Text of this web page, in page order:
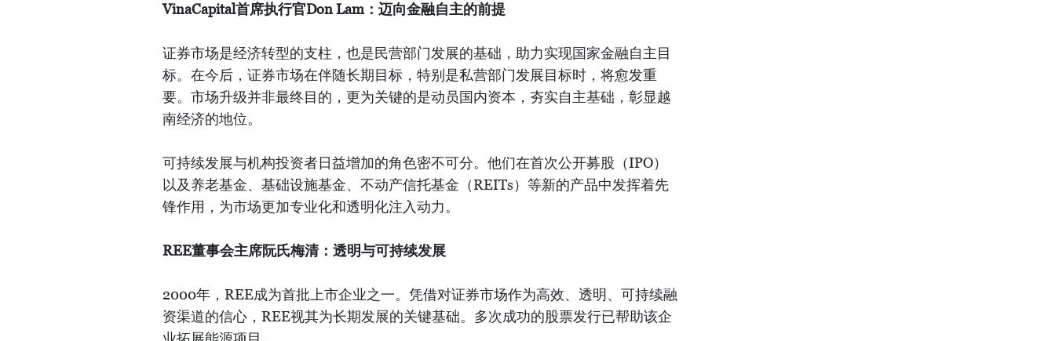
VinaCapital首席执行官Don Lam：迈向金融自主的前提
证券市场是经济转型的支柱，也是民营部门发展的基础，助力实现国家金融自主目
标。在今后，证券市场在伴随长期目标，特别是私营部门发展目标时，将愈发重
要。市场升级并非最终目的，更为关键的是动员国内资本，夯实自主基础，彰显越
南经济的地位。
可持续发展与机构投资者日益增加的角色密不可分。他们在首次公开募股（IPO）
以及养老基金、基础设施基金、不动产信托基金（REITs）等新的产品中发挥着先
锋作用，为市场更加专业化和透明化注入动力。
REE董事会主席阮氏梅清：透明与可持续发展
2000年，REE成为首批上市企业之一。凭借对证券市场作为高效、透明、可持续融
资渠道的信心，REE视其为长期发展的关键基础。多次成功的股票发行已帮助该企